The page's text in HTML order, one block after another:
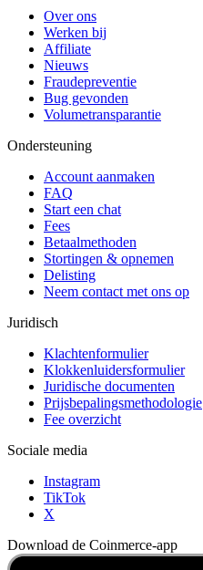
Over ons
Werken bij
Affiliate
Nieuws
Fraudepreventie
Bug gevonden
Volumetransparantie
Ondersteuning
Account aanmaken
FAQ
Start een chat
Fees
Betaalmethoden
Stortingen & opnemen
Delisting
Neem contact met ons op
Juridisch
Klachtenformulier
Klokkenluidersformulier
Juridische documenten
Prijsbepalingsmethodologie
Fee overzicht
Sociale media
Instagram
TikTok
X
Download de Coinmerce-app